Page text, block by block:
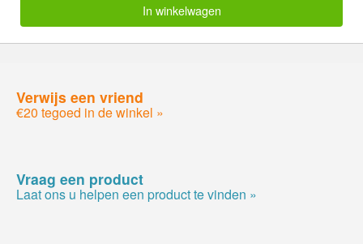
In winkelwagen
Verwijs een vriend
€20 tegoed in de winkel »
Vraag een product
Laat ons u helpen een product te vinden »